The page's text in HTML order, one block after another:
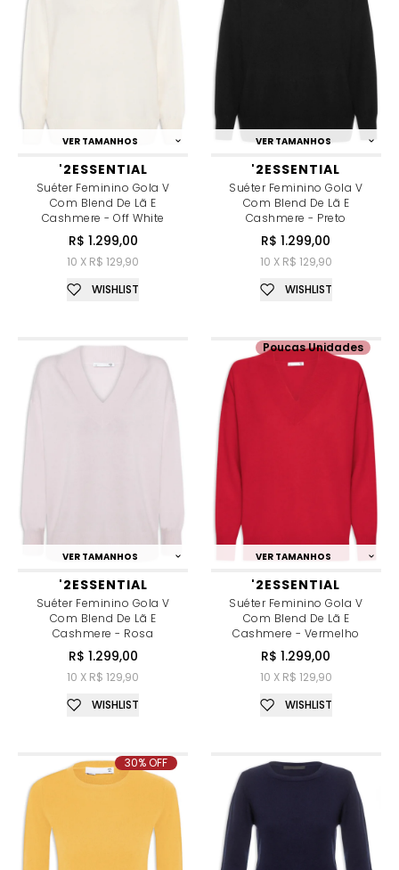
VER TAMANHOS
'2ESSENTIAL
Suéter Feminino Gola V
Com Blend De Lã E
Cashmere - Off White
R$ 1.299,00
10 X R$ 129,90
WISHLIST
VER TAMANHOS
'2ESSENTIAL
Suéter Feminino Gola V
Com Blend De Lã E
Cashmere - Preto
R$ 1.299,00
10 X R$ 129,90
WISHLIST
VER TAMANHOS
'2ESSENTIAL
Suéter Feminino Gola V
Com Blend De Lã E
Cashmere - Rosa
R$ 1.299,00
10 X R$ 129,90
WISHLIST
VER TAMANHOS
'2ESSENTIAL
Suéter Feminino Gola V
Com Blend De Lã E
Cashmere - Vermelho
R$ 1.299,00
10 X R$ 129,90
Poucas Unidades
WISHLIST
30% OFF